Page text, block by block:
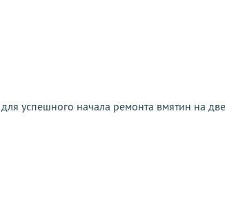
успешного начала ремонта вмятин на